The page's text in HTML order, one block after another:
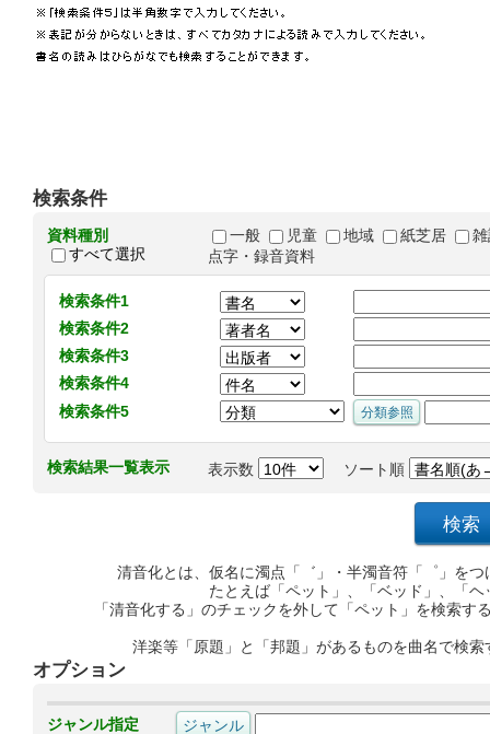
検索条件
資料種別
すべて選択
一般 児童 地域 紙芝居
点字・録音資料
検索条件1
検索条件2
検索条件3
検索条件4
検索条件5
検索結果一覧表示 表示数 ソート順
清音化とは、仮名に濁点「゛」・半濁音符「゜」を
たとえば「ペット」、「ベッド」、「
「清音化する」のチェックを外して「ペット」を検索
洋楽等「原題」と「邦題」があるものを曲名で検
オプション
ジャンル指定